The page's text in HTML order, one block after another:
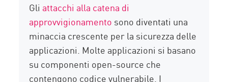
Gli attacchi alla catena di
approvvigionamento sono diventati una
minaccia crescente per la sicurezza delle
applicazioni. Molte applicazioni si basano
su componenti open-source che
contengono codice vulnerabile. I